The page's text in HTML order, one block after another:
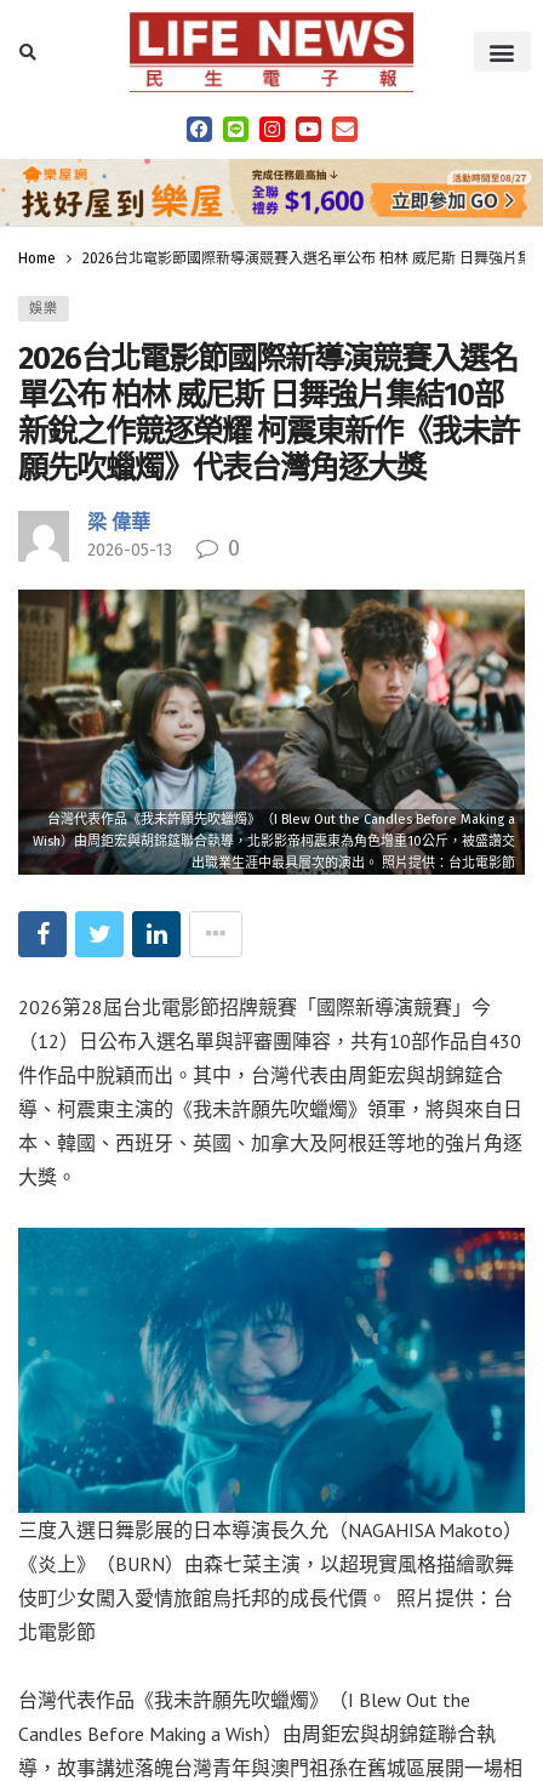
Home 2026台北電影節國際新導演競賽入選名單公布 柏林 威尼斯 日舞強片
娛樂
2026台北電影節國際新導演競賽入選名
單公布 柏林 威尼斯 日舞強片集結10部
新銳之作競逐榮耀 柯震東新作《我未許
願先吹蠟燭》代表台灣角逐大獎
梁 偉華
2026-05-13 0
台灣代表作品《我未許願先吹蠟燭》（I Blew Out the Candles Before Making a
Wish）由周鉅宏與胡錦筵聯合執導，北影影帝柯震東為角色增重10公斤，被盛讚交
出職業生涯中最具層次的演出。 照片提供：台北電影節
2026第28屆台北電影節招牌競賽「國際新導演競賽」今
（12）日公布入選名單與評審團陣容，共有10部作品自430
件作品中脫穎而出。其中，台灣代表由周鉅宏與胡錦筵合
導、柯震東主演的《我未許願先吹蠟燭》領軍，將與來自日
本、韓國、西班牙、英國、加拿大及阿根廷等地的強片角逐
大獎。
三度入選日舞影展的日本導演長久允（NAGAHISA Makoto）
《炎上》（BURN）由森七菜主演，以超現實風格描繪歌舞
伎町少女闖入愛情旅館烏托邦的成長代價。 照片提供：台
北電影節
台灣代表作品《我未許願先吹蠟燭》（I Blew Out the
Candles Before Making a Wish）由周鉅宏與胡錦筵聯合執
導，故事講述落魄台灣青年與澳門祖孫在舊城區展開一場相